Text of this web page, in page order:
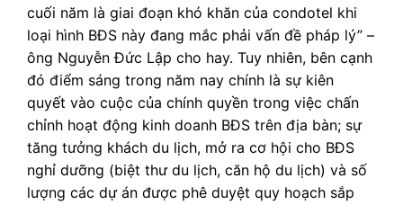
cuối năm là giai đoạn khó khăn của condotel khi
loại hình BĐS này đang mắc phải vấn đề pháp lý” –
ông Nguyễn Đức Lập cho hay. Tuy nhiên, bên cạnh
đó điểm sáng trong năm nay chính là sự kiên
quyết vào cuộc của chính quyền trong việc chấn
chỉnh hoạt động kinh doanh BĐS trên địa bàn; sự
tăng tưởng khách du lịch, mở ra cơ hội cho BĐS
nghỉ dưỡng (biệt thư du lịch, căn hộ du lịch) và số
lượng các dự án được phê duyệt quy hoạch sắp